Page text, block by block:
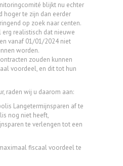
blijkt nu echter
hoger te zijn dan eerder
op zoek naar centen.
realistisch dat nieuwe
vanaf 01/01/2024 niet
worden.
zouden kunnen
voordeel, en dit tot hun
raden wij u daarom aan:
Langetermijnsparen af te
nog niet heeft,
te verlengen tot een
fiscaal voordeel te